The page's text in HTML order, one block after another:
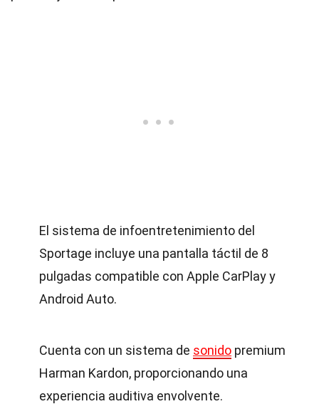
El sistema de infoentretenimiento del
Sportage incluye una pantalla táctil de 8
pulgadas compatible con Apple CarPlay y
Android Auto.
Cuenta con un sistema de sonido premium
Harman Kardon, proporcionando una
experiencia auditiva envolvente.